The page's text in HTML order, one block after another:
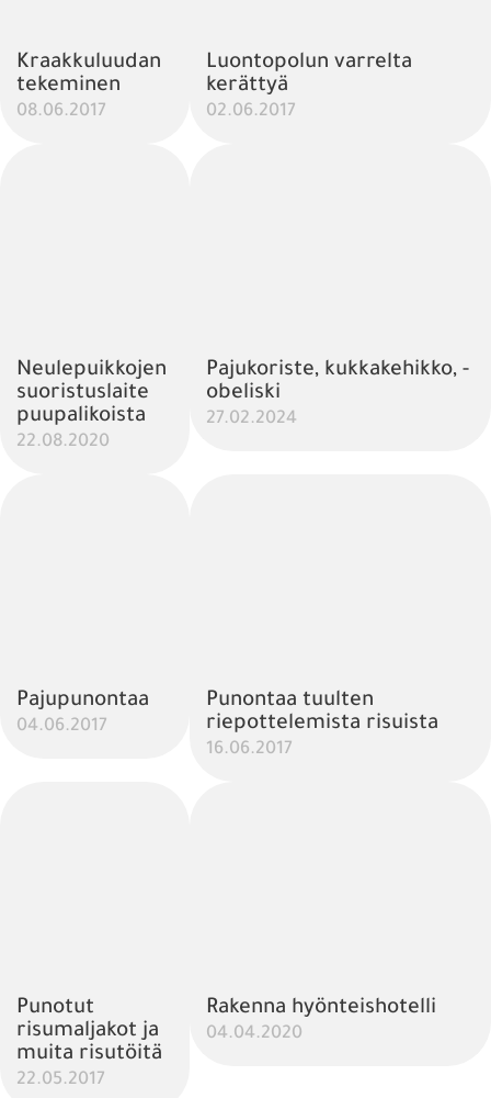
Kraakkuluudan
tekeminen
08.06.2017
Luontopolun varrelta
kerättyä
02.06.2017
Neulepuikkojen
suoristuslaite
puupalikoista
22.08.2020
Pajukoriste, kukkakehikko, -
obeliski
27.02.2024
Pajupunontaa
04.06.2017
Punontaa tuulten
riepottelemista risuista
16.06.2017
Punotut
risumaljakot ja
muita risutöitä
22.05.2017
Rakenna hyönteishotelli
04.04.2020